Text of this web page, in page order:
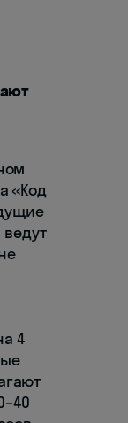
«Код
4